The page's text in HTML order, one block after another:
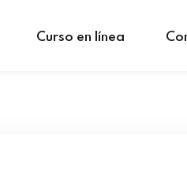
Curso en línea